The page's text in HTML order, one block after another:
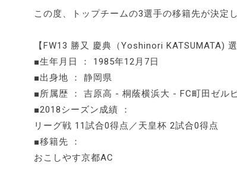
この度、トップチームの3選手の移籍先が決定
【FW13 勝又 慶典（Yoshinori KATSUMATA)
■生年月日 ： 1985年12月7日
■出身地 ： 静岡県
■所属歴 ： 吉原高 - 桐蔭横浜大 - FC町田ゼル
■2018シーズン成績 ：
リーグ戦 11試合0得点／天皇杯 2試合0得点
■移籍先 ：
おこしやす京都AC